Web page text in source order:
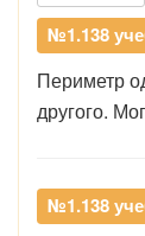
№1.138
Периметр
другого.
№1.138